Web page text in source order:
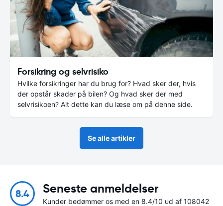
Forsikring og selvrisiko
Hvilke forsikringer har du brug for? Hvad sker der, hvis
der opstår skader på bilen? Og hvad sker der med
selvrisikoen? Alt dette kan du læse om på denne side.
Se alle artikler
8.4 Seneste anmeldelser
Kunder bedømmer os med en 8.4/10 ud af 108042